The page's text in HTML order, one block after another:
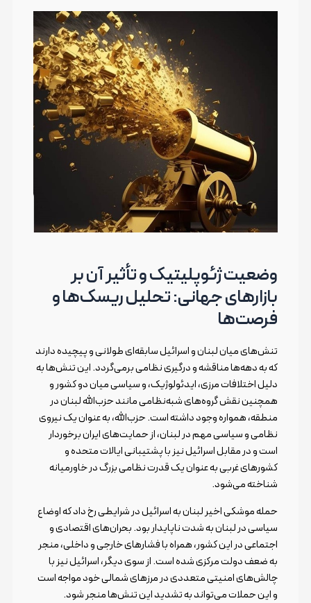
وضعیت ژئوپلیتیک و تأثیر آن بر
بازارهای جهانی: تحلیل ریسک‌ها و
فرصت‌ها
تنش‌های میان لبنان و اسرائیل سابقه‌ای طولانی و پیچیده دارند
که به دهه‌ها مناقشه و درگیری نظامی برمی‌گردد. این تنش‌ها به
دلیل اختلافات مرزی، ایدئولوژیک، و سیاسی میان دو کشور و
همچنین نقش گروه‌های شبه‌نظامی مانند حزب‌الله لبنان در
منطقه، همواره وجود داشته‌ است. حزب‌الله، به عنوان یک نیروی
نظامی و سیاسی مهم در لبنان، از حمایت‌های ایران برخوردار
است و در مقابل اسرائیل نیز با پشتیبانی ایالات متحده و
کشورهای غربی به عنوان یک قدرت نظامی بزرگ در خاورمیانه
شناخته می‌شود.
حمله موشکی اخیر لبنان به اسرائیل در شرایطی رخ داد که اوضاع
سیاسی در لبنان به شدت ناپایدار بود. بحران‌های اقتصادی و
اجتماعی در این کشور، همراه با فشارهای خارجی و داخلی، منجر
به ضعف دولت مرکزی شده است. از سوی دیگر، اسرائیل نیز با
چالش‌های امنیتی متعددی در مرزهای شمالی خود مواجه است
و این حملات می‌تواند به تشدید این تنش‌ها منجر شود.